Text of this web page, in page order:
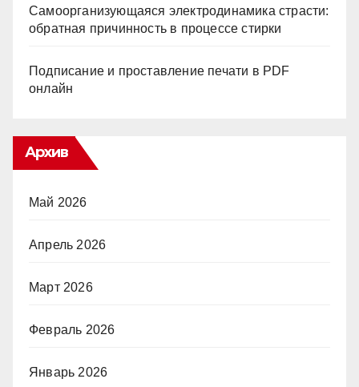
Самоорганизующаяся электродинамика страсти:
обратная причинность в процессе стирки
Подписание и проставление печати в PDF
онлайн
Архив
Май 2026
Апрель 2026
Март 2026
Февраль 2026
Январь 2026